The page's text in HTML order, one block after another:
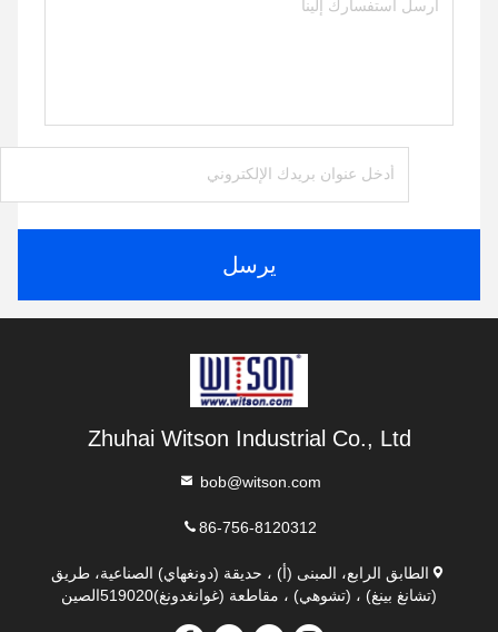
يرسل
Zhuhai Witson Industrial Co., Ltd
bob@witson.com
86-756-8120312
الطابق الرابع، المبنى (أ) ، حديقة (دونغهاي) الصناعية، طريق
(تشانغ بينغ) ، (تشوهي) ، مقاطعة (غوانغدونغ)519020الصين